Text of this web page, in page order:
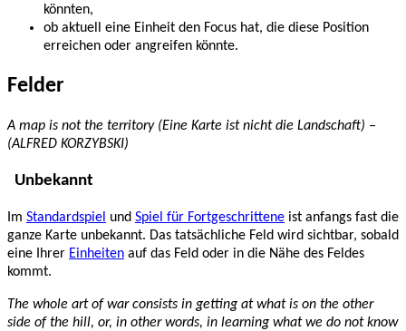
könnten,
ob aktuell eine Einheit den Focus hat, die diese Position
erreichen oder angreifen könnte.
Felder
A map is not the territory(Eine Karte ist nicht die Landschaft) –
(ALFRED KORZYBSKI)
Unbekannt
Im Standardspiel und Spiel für Fortgeschrittene ist anfangs fast die
ganze Karte unbekannt. Das tatsächliche Feld wird sichtbar, sobald
eine Ihrer Einheiten auf das Feld oder in die Nähe des Feldes
kommt.
The whole art of war consists in getting at what is on the other
side of the hill, or, in other words, in learning what we do not know